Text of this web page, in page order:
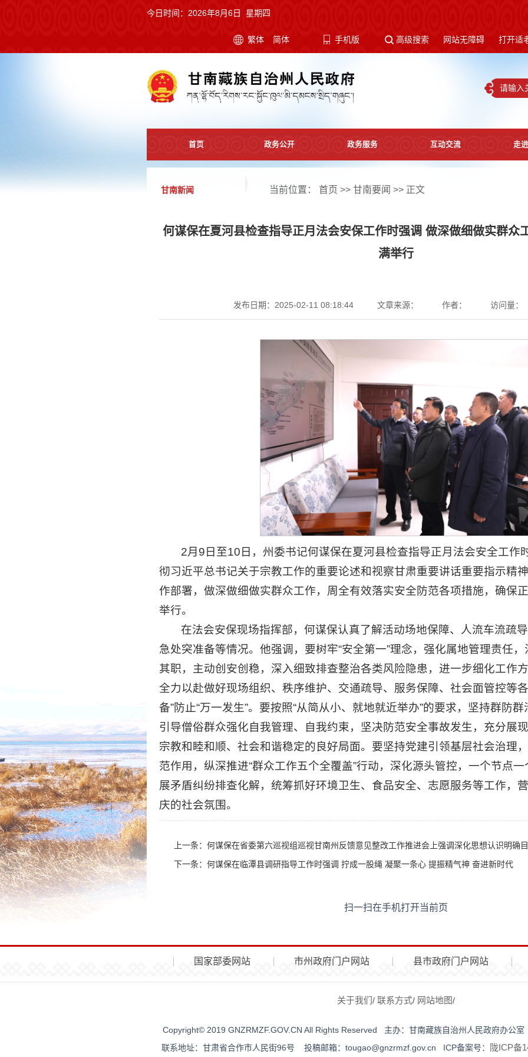
今日时间： 2026年8月6日 星期四
简体
繁体 手机版 高级搜索 网站无障碍 打开适
首页 政务公开 政务服务 互动交流 走
甘南新闻 当前位置： 首页 >>甘南要闻 >> 正文
何谋保在夏河县检查指导正月法会安保工作时强调 做深做细做实群众
满举行
发布日期：2025-02-11 08:18:44 文章来源： 作者： 访问量：
2月9日至10日，州委书记何谋保在夏河县检查指导正月法会安全工作
彻习近平总书记关于宗教工作的重要论述和视察甘肃重要讲话重要指示精
作部署，做深做细做实群众工作，周全有效落实安全防范各项措施，确保
举行。
在法会安保现场指挥部，何谋保认真了解活动场地保障、人流车流疏
急处突准备等情况。他强调，要树牢“安全第一”理念，强化属地管理责任
其职，主动创安创稳，深入细致排查整治各类风险隐患，进一步细化工作
全力以赴做好现场组织、秩序维护、交通疏导、服务保障、社会面管控等
备”防止“万一发生”。要按照“从简从小、就地就近举办”的要求，坚持群防
引导僧俗群众强化自我管理、自我约束，坚决防范安全事故发生，充分展
宗教和睦和顺、社会和谐稳定的良好局面。要坚持党建引领基层社会治理
范作用，纵深推进“群众工作五个全覆盖”行动，深化源头管控，一个节点
展矛盾纠纷排查化解，统筹抓好环境卫生、食品安全、志愿服务等工作，
庆的社会氛围。
上一条： 何谋保在省委第六巡视组巡视甘南州反馈意见整改工作推进会上强调深化思想认识明确目标任务压紧靠实责任推动巡
下一条： 何谋保在临潭县调研指导工作时强调 拧成一股绳 凝聚一条心 提振精气神 奋进新时代
扫一扫在手机打开当前页
国家部委网站 市州政府门户网站 县市政府门户网站
关于我们/ 联系方式/ 网站地图/
Copyright© 2019 GNZRMZF.GOV.CN All Rights Reserved 主办：甘南藏族自治州人民政府办公
联系地址：甘肃省合作市人民街96号 投稿邮箱：tougao@gnzrmzf.gov.cn ICP备案号：
陇ICP备